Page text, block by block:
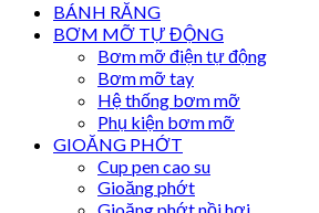
BÁNH RĂNG
BƠM MỠ TỰ ĐỘNG
Bơm mỡ điện tự động
Bơm mỡ tay
Hệ thống bơm mỡ
Phụ kiện bơm mỡ
GIOĂNG PHỚT
Cup pen cao su
Gioăng phớt